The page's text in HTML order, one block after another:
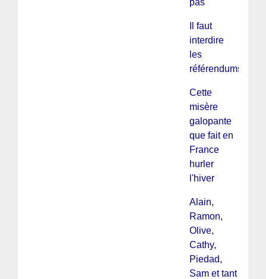
pas
Il faut
interdire
les
référendums !
Cette
misère
galopante
que fait en
France
hurler
l'hiver
Alain,
Ramon,
Olive,
Cathy,
Piedad,
Sam et tant